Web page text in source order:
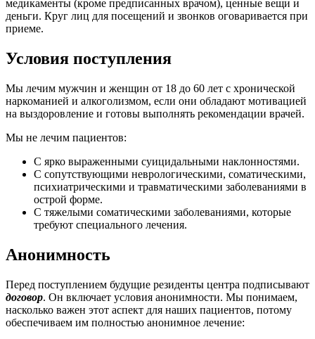
медикаменты (кроме предписанных врачом), ценные вещи и
деньги. Круг лиц для посещений и звонков оговаривается при
приеме.
Условия поступления
Мы лечим мужчин и женщин от 18 до 60 лет с хронической
наркоманией и алкоголизмом, если они обладают мотивацией
на выздоровление и готовы выполнять рекомендации врачей.
Мы не лечим пациентов:
С ярко выраженными суицидальными наклонностями.
С сопутствующими неврологическими, соматическими,
психиатрическими и травматическими заболеваниями в
острой форме.
С тяжелыми соматическими заболеваниями, которые
требуют специального лечения.
Анонимность
Перед поступлением будущие резиденты центра подписывают
договор. Он включает условия анонимности. Мы понимаем,
насколько важен этот аспект для наших пациентов, потому
обеспечиваем им полностью анонимное лечение: